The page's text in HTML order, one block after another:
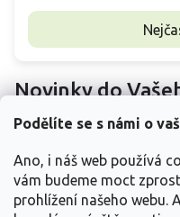
Podělíte se s námi o
Ano, i náš web používá
vám budeme moct
prohlížení našeho webu.
Novinky do
Připojte se k odběru
návody a informace o